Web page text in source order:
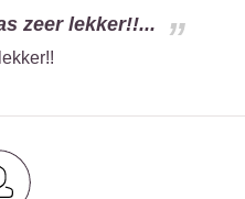
zeer lekker!!...